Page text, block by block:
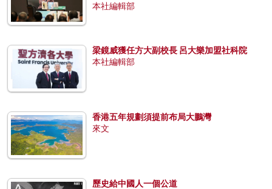
本社編輯部
梁鏡威獲任方大副校長 呂大樂加盟社科院
本社編輯部
香港五年規劃須提前布局大鵬灣
來文
歷史給中國人一個公道